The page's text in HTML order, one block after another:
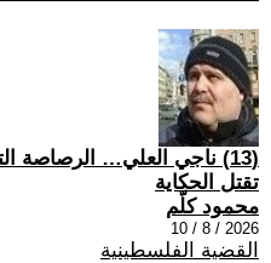
(13) ناجي العلي… الرصاصة
تقتل الحكاية
محمود كلّم
2026 / 8 / 10
القضية الفلسطينية